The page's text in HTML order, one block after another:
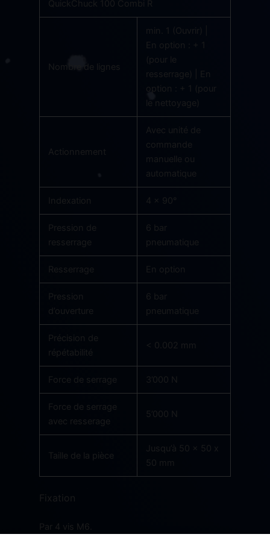
QuickChuck 100 Combi R
Nombre de lignes
min. 1 (Ouvrir) |
En option : + 1
(pour le
resserrage) | En
option : + 1 (pour
le nettoyage)
Actionnement
Avec unité de
commande
manuelle ou
automatique
Indexation 4 x 90°
Pression de
resserrage
6 bar
pneumatique
Resserrage En option
Pression
d’ouverture
6 bar
pneumatique
Précision de
répétabilité
< 0.002 mm
Force de serrage 3’000 N
Force de serrage
avec resserage
5’000 N
Taille de la pièce
Jusqu’à 50 x 50 x
50 mm
Fixation
Par 4 vis M6.